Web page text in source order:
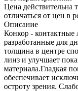
Цена действительна
отличаться от цен в
Описание
Конкор - контактные
разработанные для
толщина в центре
линз и улучшает
материала.Гладкая
обеспечивает
остроту зрения.